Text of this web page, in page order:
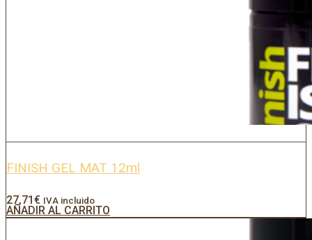
FINISH GEL MAT 12ml
27,71 € IVA incluido
AÑADIR AL CARRITO